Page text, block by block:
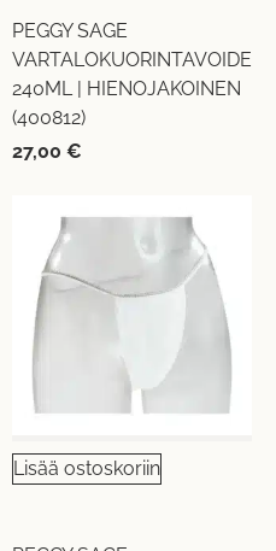
PEGGY SAGE
VARTALOKUORINTAVOIDE
240ML | HIENOJAKOINEN
(400812)
27,00 €
Lisää ostoskoriin